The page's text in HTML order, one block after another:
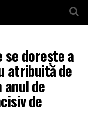
dorește a
atribuită de
de
de